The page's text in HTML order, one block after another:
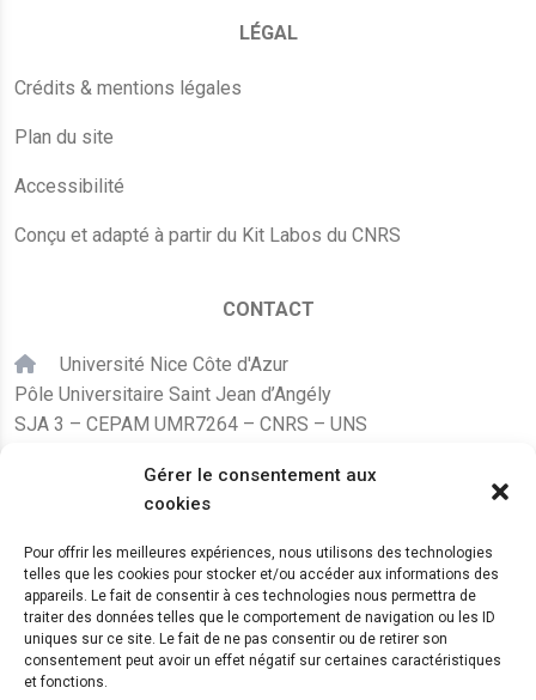
Gérer le consentement aux
cookies
Pour offrir les meilleures expériences, nous utilisons des technologies
telles que les cookies pour stocker et/ou accéder aux informations des
appareils. Le fait de consentir à ces technologies nous permettra de
traiter des données telles que le comportement de navigation ou les ID
uniques sur ce site. Le fait de ne pas consentir ou de retirer son
consentement peut avoir un effet négatif sur certaines caractéristiques
et fonctions.
LÉGAL
Crédits & mentions légales
Plan du site
Accessibilité
Conçu et adapté à partir du Kit Labos du CNRS
CONTACT
Université Nice Côte d'Azur
Pôle Universitaire Saint Jean d’Angély
SJA 3 – CEPAM UMR7264 – CNRS – UNS
+33 (0)4 89 15 24 08
LE CEPAM EST HÉBERGÉ PAR